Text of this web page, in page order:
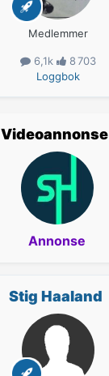
Medlemmer
6,1k
8 703
Loggbok
Videoannonse
Annonse
Stig Haaland